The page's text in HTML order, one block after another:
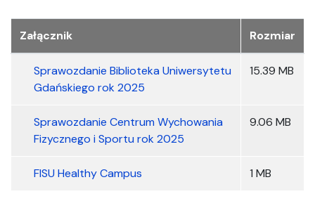
Załączniki
Załącznik
Rozmiar
Sprawozdanie Biblioteka Uniwersytetu
Gdańskiego rok 2025
15.39 MB
Sprawozdanie Centrum Wychowania
Fizycznego i Sportu rok 2025
9.06 MB
FISU Healthy Campus 1 MB